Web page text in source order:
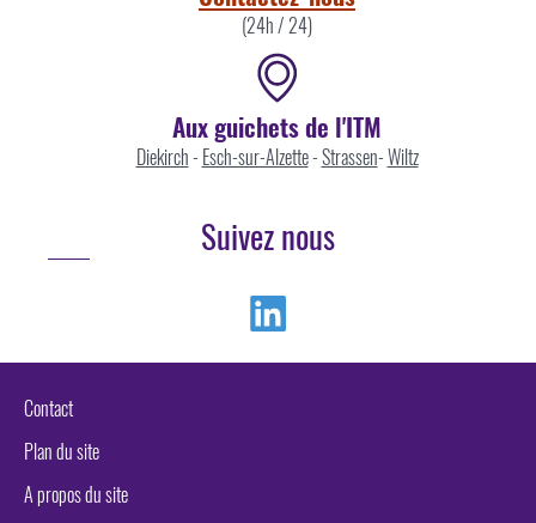
(24h / 24)
Aux guichets de l'ITM
Diekirch- Esch-sur-Alzette-Strassen-Wiltz
Suivez nous
Contact
Plan du site
A propos du site